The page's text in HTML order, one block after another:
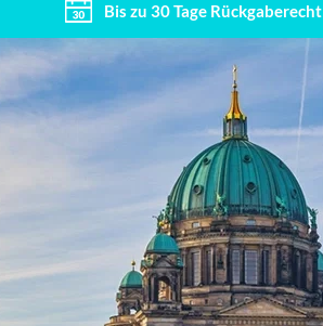
Bis zu 30 Tage Rückgaberecht